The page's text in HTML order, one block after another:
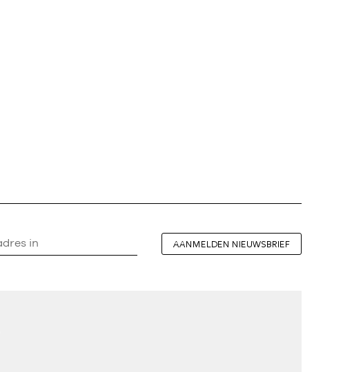
AANMELDEN NIEUWSBRIEF